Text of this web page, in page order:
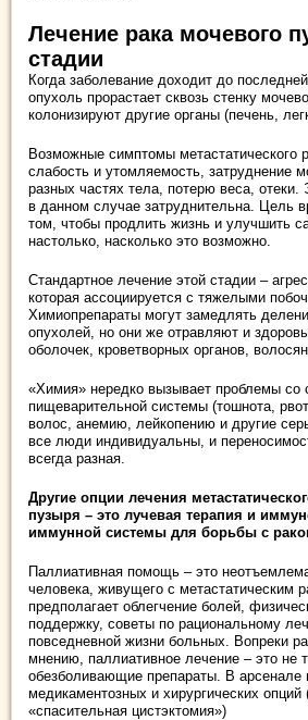
Лечение рака мочевого
стадии
Когда заболевание доходит до
опухоль прорастает сквозь стенку
колонизируют другие органы (печень,
Возможные симптомы метастатического
слабость и утомляемость, затруднение
разных частях тела, потерю веса, отеки.
в данном случае затруднительна. Цель
том, чтобы продлить жизнь и улучшить
настолько, насколько это возможно.
Стандартное лечение этой стадии –
которая ассоциируется с тяжелыми
Химиопрепараты могут замедлять
опухолей, но они же отравляют и
оболочек, кроветворных органов,
«Химия» нередко вызывает проблемы со
пищеварительной системы (тошнота,
волос, анемию, лейкопению и другие
все люди индивидуальны, и
всегда разная.
Другие опции лечения
пузыря – это лучевая терапия и
иммунной системы для борьбы с
Паллиативная помощь – это
человека, живущего с метастатическим
предполагает облегчение болей,
поддержку, советы по рациональному
повседневной жизни больных. Вопреки
мнению, паллиативное лечение – это не
обезболивающие препараты. В арсенале
медикаментозных и хирургических
«спасительная цистэктомия»)